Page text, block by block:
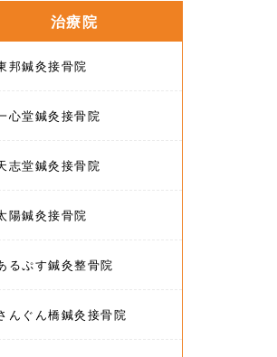
治療院
邦鍼灸接骨院
心堂鍼灸接骨院
志堂鍼灸接骨院
陽鍼灸接骨院
るぷす鍼灸整骨院
んぐん橋鍼灸接骨院